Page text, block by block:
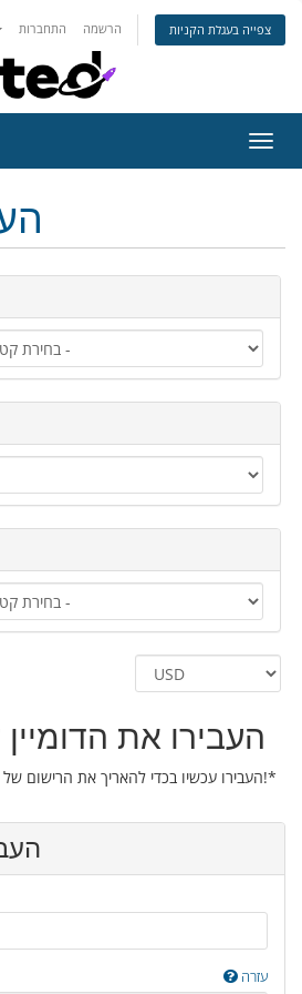
התחברות הרשמה צפייה בעגלת הקניות
ניווט
העבירו את
העבירו עכשיו בכדי להאריך את הרישום של הדומיין שלכם בשנה נוספת!*
עזרה